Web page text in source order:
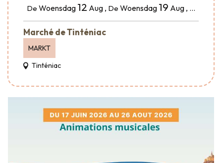
De Woensdag 12 Aug , De Woensdag 19 Aug , ...
Marché de Tinténiac
MARKT
Tinténiac